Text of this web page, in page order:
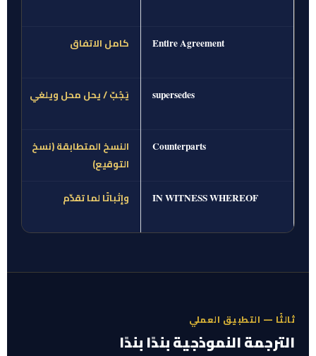
Entire Agreement كامل الاتفاق
supersedes يَجُبّ / يحل محل ويلغي
Counterparts
النسخ المتطابقة (نسخ
التوقيع)
IN WITNESS WHEREOF وإثباتًا لما تقدّم
ثالثًا — التطبيق العملي
الترجمة النموذجية بندًا بندًا